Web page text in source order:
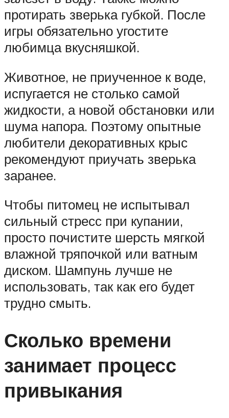
протирать зверька губкой. После
игры обязательно угостите
любимца вкусняшкой.
Животное, не приученное к воде,
испугается не столько самой
жидкости, а новой обстановки или
шума напора. Поэтому опытные
любители декоративных крыс
рекомендуют приучать зверька
заранее.
Чтобы питомец не испытывал
сильный стресс при купании,
просто почистите шерсть мягкой
влажной тряпочкой или ватным
диском. Шампунь лучше не
использовать, так как его будет
трудно смыть.
Сколько времени
занимает процесс
привыкания